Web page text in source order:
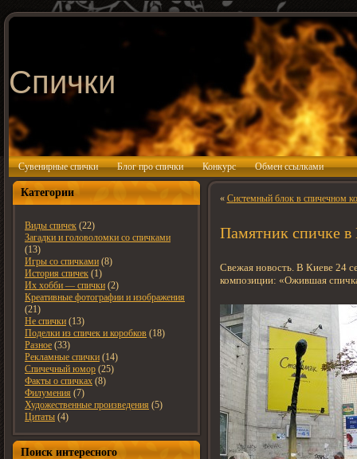
Спички
Сувенирные спички Блог про спички Конкурс Обмен ссылками
Категории
Виды спичек (22)
Загадки и головоломки со спичками
(13)
Игры со спичками (8)
История спичек (1)
Их хобби — спички (2)
Креативные фотографии и изображения
(21)
Не спички (13)
Поделки из спичек и коробков (18)
Разное (33)
Рекламные спички (14)
Спичечный юмор (25)
Факты о спичках (8)
Филумения (7)
Художественные произведения (5)
Цитаты (4)
Поиск интересного
« Системный блок в спичечном
Памятник спичке в
Свежая новость. В Киеве 24
композиции: «Ожившая